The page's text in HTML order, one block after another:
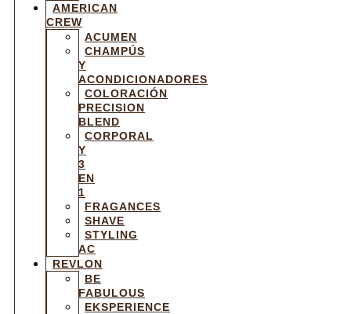
AMERICAN
CREW
ACUMEN
CHAMPÚS
Y
ACONDICIONADORES
COLORACIÓN
PRECISION
BLEND
CORPORAL
Y
3
EN
1
FRAGANCES
SHAVE
STYLING
AC
REVLON
BE
FABULOUS
EKSPERIENCE